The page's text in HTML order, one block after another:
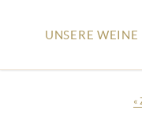
UNSERE WEINE
«